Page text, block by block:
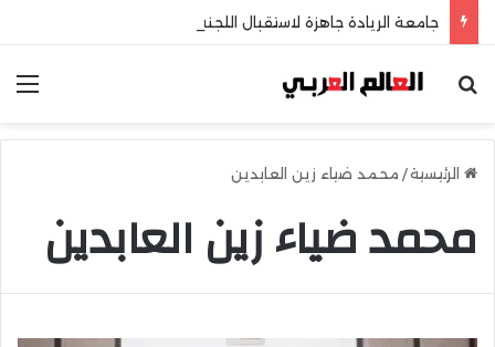
بحث عن
الرئيسية/ محمد ضياء زين العابدين
محمد ضياء زين العابدين